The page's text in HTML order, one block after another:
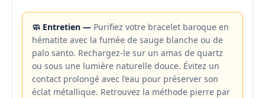
🧼 Entretien — Purifiez votre bracelet baroque en
hématite avec la fumée de sauge blanche ou de
palo santo. Rechargez-le sur un amas de quartz
ou sous une lumière naturelle douce. Évitez un
contact prolongé avec l’eau pour préserver son
éclat métallique. Retrouvez la méthode pierre par